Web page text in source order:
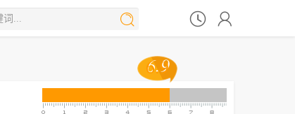
 

6.9
6.9